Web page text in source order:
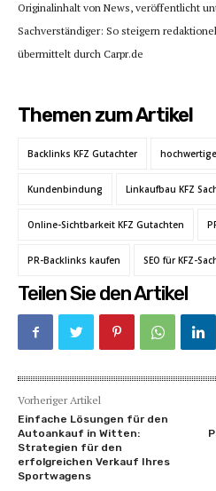
Originalinhalt von News, veröffentlicht
Sachverständiger: So steigern
übermittelt durch Carpr.de
Themen zum Artikel
Backlinks KFZ Gutachter
Kundenbindung Linkaufbau KFZ
Online-Sichtbarkeit KFZ Gutachten
PR-Backlinks kaufen SEO für KFZ-
Teilen Sie den Artikel
Vorheriger Artikel
Einfache Lösungen für den
Autoankauf in Witten:
Strategien für den
erfolgreichen Verkauf Ihres
Sportwagens